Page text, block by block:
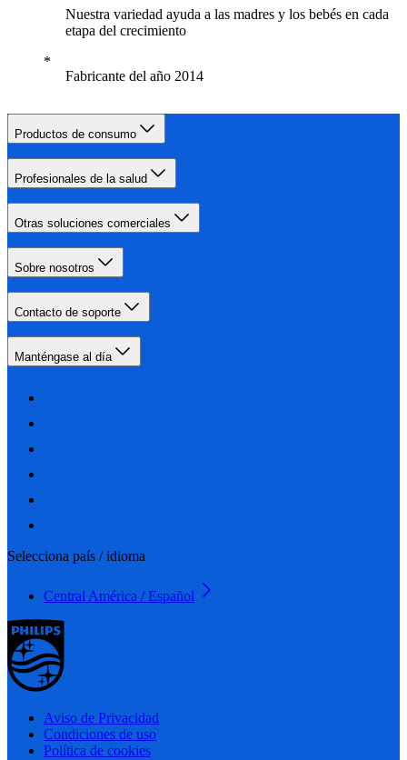
Nuestra variedad ayuda a las madres y los bebés en cada
etapa del crecimiento
Fabricante del año 2014
Productos de consumo
Profesionales de la salud
Otras soluciones comerciales
Sobre nosotros
Contacto de soporte
Manténgase al día
Selecciona país / idioma
Central América / Español
Aviso de Privacidad
Condiciones de uso
Política de cookies